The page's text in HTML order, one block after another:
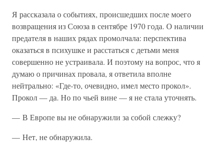
Я рассказала о событиях, происшедших после моего
возвращения из Союза в сентябре 1970 года. О наличии
предателя в наших рядах промолчала: перспектива
оказаться в психушке и расстаться с детьми меня
совершенно не устраивала. И поэтому на вопрос, что я
думаю о причинах провала, я ответила вполне
нейтрально: «Где-то, очевидно, имел место прокол».
Прокол — да. Но по чьей вине — я не стала уточнять.
— В Европе вы не обнаружили за собой слежку?
— Нет, не обнаружила.